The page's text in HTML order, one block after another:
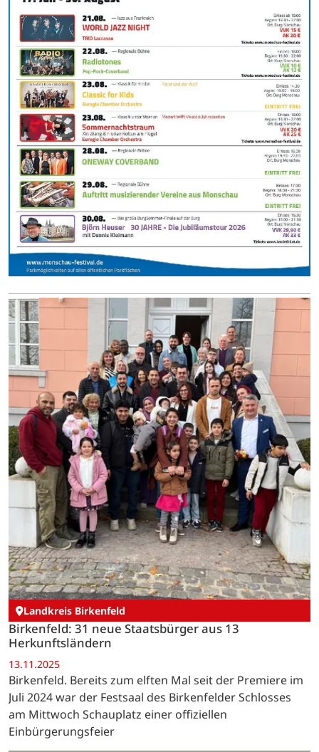
Landkreis Birkenfeld
Birkenfeld: 31 neue Staatsbürger aus 13
Herkunftsländern
13.11.2025
Birkenfeld. Bereits zum elften Mal seit der Premiere im
Juli 2024 war der Festsaal des Birkenfelder Schlosses
am Mittwoch Schauplatz einer offiziellen
Einbürgerungsfeier